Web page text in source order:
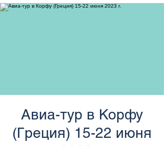
странам Европы
Авиа-тур в Корфу
(Греция) 15-22 июня